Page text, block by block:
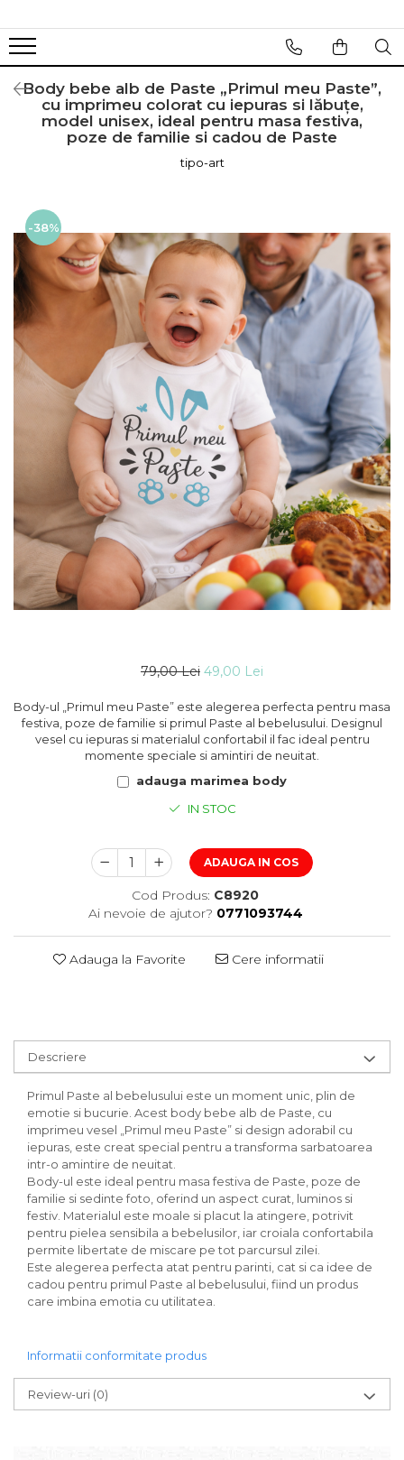
Body bebe alb de Paste „Primul meu Paste”,
cu imprimeu colorat cu iepuras si lăbuțe,
model unisex, ideal pentru masa festiva,
poze de familie si cadou de Paste
tipo-art
-38%
79,00 Lei 49,00 Lei
Body-ul „Primul meu Paste” este alegerea perfecta pentru masa
festiva, poze de familie si primul Paste al bebelusului. Designul
vesel cu iepuras si materialul confortabil il fac ideal pentru
momente speciale si amintiri de neuitat.
adauga marimea body
IN STOC
ADAUGA IN COS
Cod Produs: C8920
Ai nevoie de ajutor? 0771093744
Adauga la Favorite Cere informatii
Descriere
Primul Paste al bebelusului este un moment unic, plin de
emotie si bucurie. Acest body bebe alb de Paste, cu
imprimeu vesel „Primul meu Paste” si design adorabil cu
iepuras, este creat special pentru a transforma sarbatoarea
intr-o amintire de neuitat.
Body-ul este ideal pentru masa festiva de Paste, poze de
familie si sedinte foto, oferind un aspect curat, luminos si
festiv. Materialul este moale si placut la atingere, potrivit
pentru pielea sensibila a bebelusilor, iar croiala confortabila
permite libertate de miscare pe tot parcursul zilei.
Este alegerea perfecta atat pentru parinti, cat si ca idee de
cadou pentru primul Paste al bebelusului, fiind un produs
care imbina emotia cu utilitatea.
Informatii conformitate produs
Review-uri (0)